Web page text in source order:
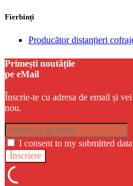
Fierbinți
Producător distanțieri
Primești noutățile
pe eMail
Înscrie-te cu adresa de email și
nou.
I consent to my submitted